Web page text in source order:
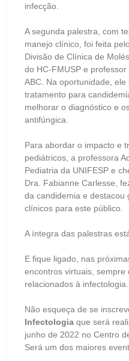
infecção.
A segunda palestra, com
manejo clínico, foi feita
Divisão de Clínica de
do HC-FMUSP e
ABC. Na oportunidade,
tratamento para
melhorar o diagnóstico e
antifúngica.
Para abordar o impacto e
pediátricos, a professora
Pediatria da UNIFESP e
Dra. Fabianne Carlesse,
da candidemia e destacou
clínicos para este público.
A íntegra das palestras
E fique ligado, nas
encontros virtuais,
relacionados à infectologia.
Não esqueça de se
Infectologia que será
junho de 2022 no Centro
Será um dos maiores